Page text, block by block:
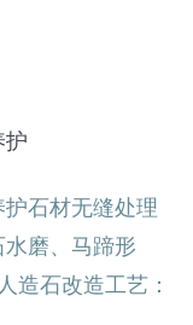
护
石材无缝处理
磨、马蹄形
造石改造工艺：